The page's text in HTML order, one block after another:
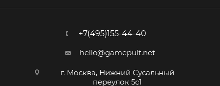
+7(495)155-44-40
hello@gamepult.net
г. Москва, Нижний Сусальный
переулок 5с1